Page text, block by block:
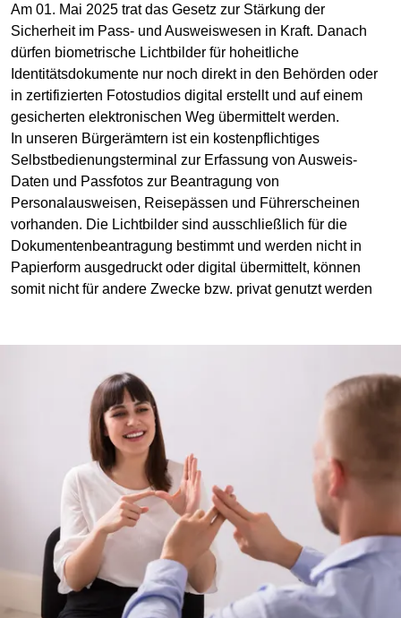
Am 01. Mai 2025 trat das Gesetz zur Stärkung der
Sicherheit im Pass- und Ausweiswesen in Kraft. Danach
dürfen biometrische Lichtbilder für hoheitliche
Identitätsdokumente nur noch direkt in den Behörden oder
in zertifizierten Fotostudios digital erstellt und auf einem
gesicherten elektronischen Weg übermittelt werden.
In unseren Bürgerämtern ist ein kostenpflichtiges
Selbstbedienungsterminal zur Erfassung von Ausweis-
Daten und Passfotos zur Beantragung von
Personalausweisen, Reisepässen und Führerscheinen
vorhanden. Die Lichtbilder sind ausschließlich für die
Dokumentenbeantragung bestimmt und werden nicht in
Papierform ausgedruckt oder digital übermittelt, können
somit nicht für andere Zwecke bzw. privat genutzt werden